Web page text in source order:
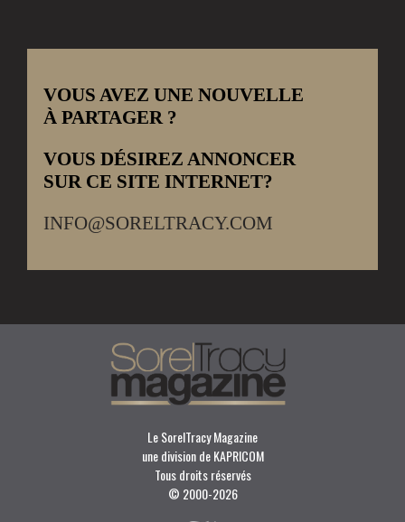
VOUS AVEZ UNE NOUVELLE
À PARTAGER ?
VOUS DÉSIREZ ANNONCER
SUR CE SITE INTERNET?
INFO@SORELTRACY.COM
Le SorelTracy Magazine
une division de KAPRICOM
Tous droits réservés
© 2000-2026